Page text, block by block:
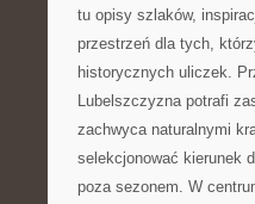
tu opisy szlaków,
przestrzeń dla tych,
historycznych uliczek.
Lubelszczyzna potrafi
zachwyca naturalnymi
selekcjonować kierunek
poza sezonem. W